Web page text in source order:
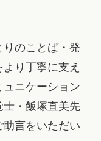
のことば・発
り丁寧に支え
ニケーション
・飯塚直美先
言をいただい